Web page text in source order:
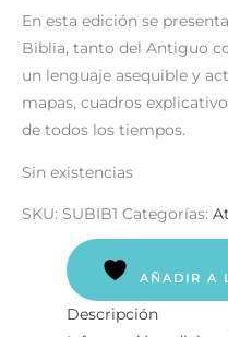
En esta edición se
Biblia, tanto del Antiguo
un lenguaje asequible y
mapas, cuadros
de todos los tiempos.
Sin existencias
SKU: SUBIB1 Categorías:
AÑADIR A
Descripción